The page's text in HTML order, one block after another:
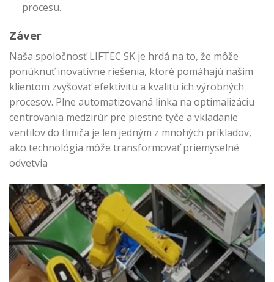
procesu.
Záver
Naša spoločnosť LIFTEC SK je hrdá na to, že môže
ponúknuť inovatívne riešenia, ktoré pomáhajú našim
klientom zvyšovať efektivitu a kvalitu ich výrobných
procesov. Plne automatizovaná linka na optimalizáciu
centrovania medzirúr pre piestne tyče a vkladanie
ventilov do tlmiča je len jedným z mnohých príkladov,
ako technológia môže transformovať priemyselné
odvetvia